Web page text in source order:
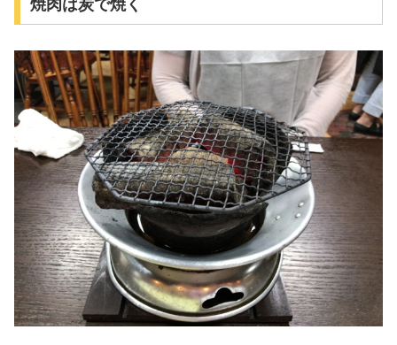
焼肉は炭で焼く